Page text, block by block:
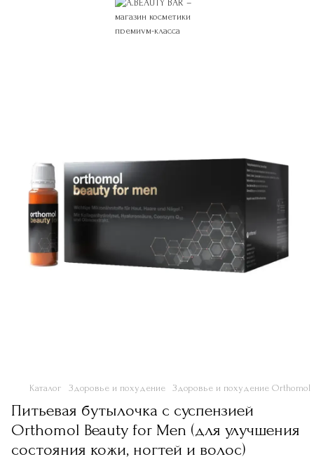
Каталог Здоровье и похудение Здоровье и похудение Orthomol
Питьевая бутылочка с суспензией
Orthomol Beauty for Men (для улучшения
состояния кожи, ногтей и волос)